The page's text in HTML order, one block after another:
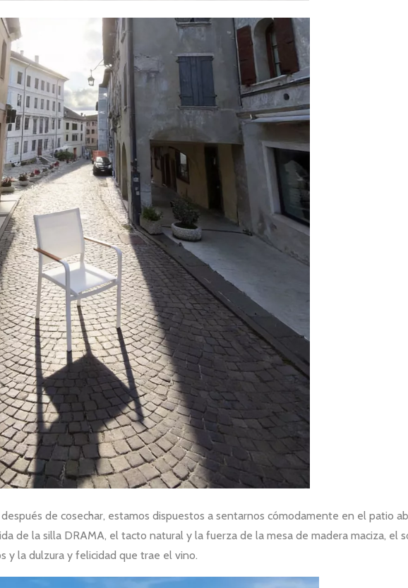
de cosechar, estamos dispuestos a sentarnos cómodamente en el patio
de la silla DRAMA, el tacto natural y la fuerza de la mesa de madera maciza, el
y la dulzura y felicidad que trae el vino.